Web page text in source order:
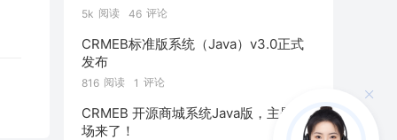
5k 阅读 46 评论
CRMEB标准版系统（Java）v3.0正式
发布
816 阅读 1 评论
CRMEB 开源商城系统Java版，主题广
场来了！